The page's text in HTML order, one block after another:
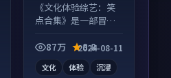
《文化体验综艺：笑
点合集》是一部冒险
素齐全，观感爽快不
87万 8.8
2024-08-11
文化 体验 沉浸